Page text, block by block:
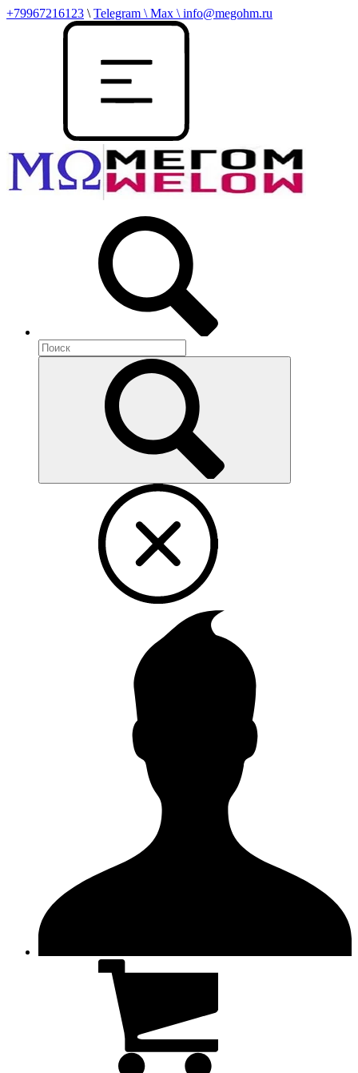
+79967216123 \ Telegram \ Max \ info@megohm.ru